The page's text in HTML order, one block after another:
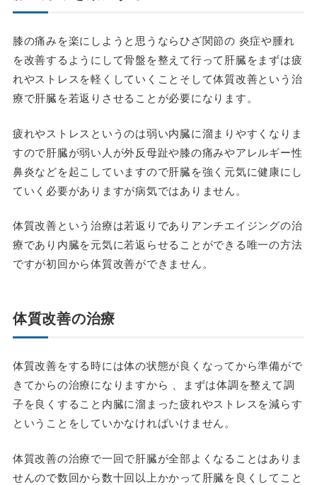
膝の痛みを楽にしようと思うならひざ関節の 炎症や腫れ
を改善するようにして骨盤を整えて行って肝臓をまずは疲
れやストレスを軽くしていくことそして体質改善という治
療で肝臓を若返りさせることが必要になります。
疲れやストレスというのは弱い内臓に溜まりやすくなりま
すので肝臓が弱い人が外反母趾や膝の痛みやアレルギー性
鼻炎などを起こしていますので肝臓を強く元気に健康にし
ていく必要がありますが病気ではありません。
体質改善という治療は若返りでありアンチエイジングの治
療であり内臓を元気に若返らせることができる唯一の方法
ですが初回から体質改善ができません。
体質改善の治療
体質改善をする時には体の状態が良くなってから準備がで
きてからの治療になりますから 、まずは体調を整えて調
子を良くすること内臓に溜まった疲れやストレスを減らす
ということをしていかなければいけません。
体質改善の治療で一回で肝臓が全部よくなることはありま
せんので数回から数十回以上かかって肝臓を良くしてこと